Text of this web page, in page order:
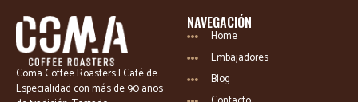
Coma Coffee Roasters | Café de
Especialidad con más de 90 años
NAVEGACIÓN
Home
Embajadores
Blog